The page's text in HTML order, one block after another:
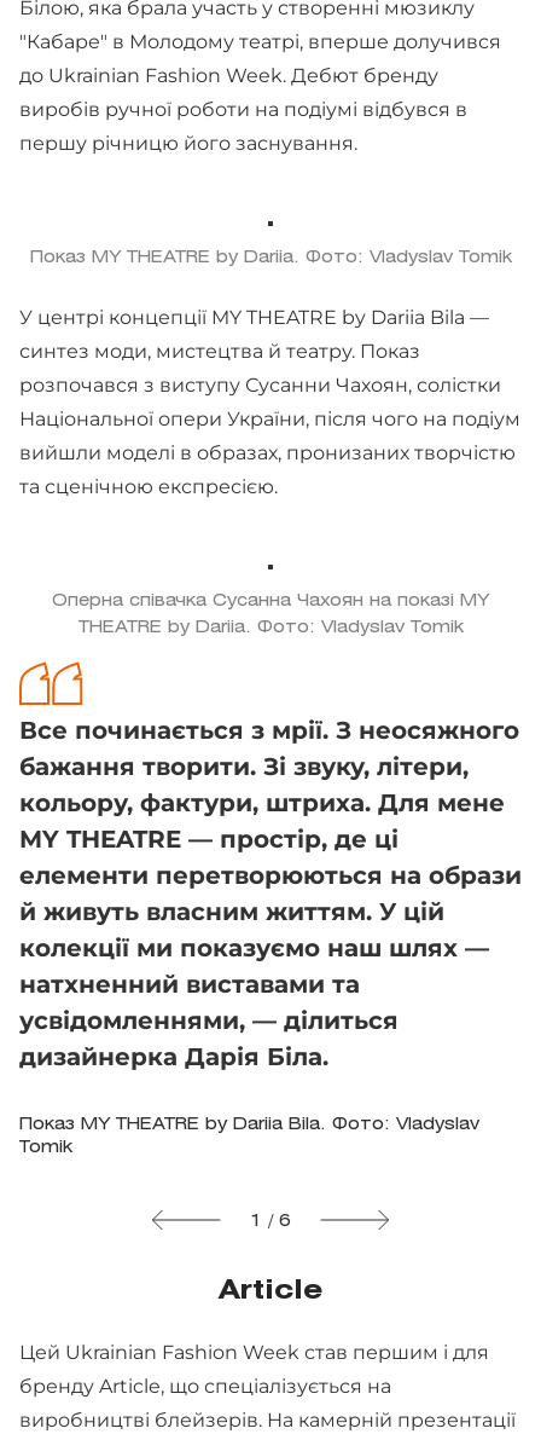
Білою, яка брала участь у створенні мюзиклу
"Кабаре" в Молодому театрі, вперше долучився
до Ukrainian Fashion Week. Дебют бренду
виробів ручної роботи на подіумі відбувся в
першу річницю його заснування.
Показ MY THEATRE by Dariia. Фото: Vladyslav Tomik
У центрі концепції MY THEATRE by Dariia Bila —
синтез моди, мистецтва й театру. Показ
розпочався з виступу Сусанни Чахоян, солістки
Національної опери України, після чого на подіум
вийшли моделі в образах, пронизаних творчістю
та сценічною експресією.
Оперна співачка Сусанна Чахоян на показі MY
THEATRE by Dariia. Фото: Vladyslav Tomik
Все починається з мрії. З неосяжного
бажання творити. Зі звуку, літери,
кольору, фактури, штриха. Для мене
MY THEATRE — простір, де ці
елементи перетворюються на образи
й живуть власним життям. У цій
колекції ми показуємо наш шлях —
натхненний виставами та
усвідомленнями, — ділиться
дизайнерка Дарія Біла.
Показ MY THEATRE by Dariia Bila. Фото: Vladyslav
Tomik
1 / 6
Article
Цей Ukrainian Fashion Week став першим і для
бренду Article, що спеціалізується на
виробництві блейзерів. На камерній презентації